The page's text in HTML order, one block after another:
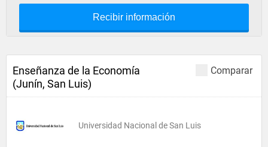
Recibir información
Comparar
Enseñanza de la Economía
(Junín, San Luis)
Universidad Nacional de San Luis